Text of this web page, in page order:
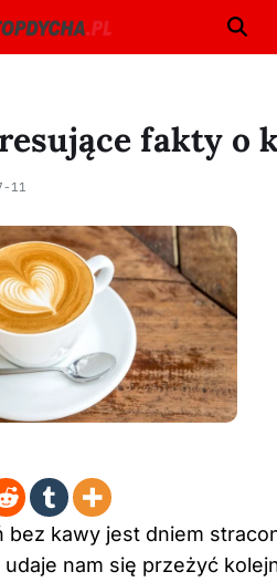
fakty o
11
bez kawy jest dniem
nam się przeżyć